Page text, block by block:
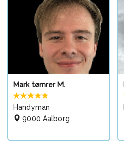
Mark tømrer M.
Handyman
9000 Aalborg